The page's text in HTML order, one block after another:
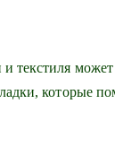
текстиля
которые